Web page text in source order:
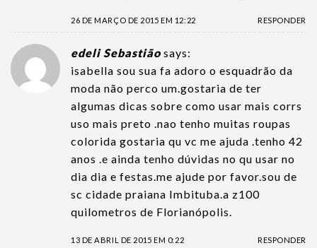
26 DE MARÇO DE 2015 EM 12:22 RESPONDER
edeli Sebastião says:
isabella sou sua fa adoro o esquadrão da
moda não perco um.gostaria de ter
algumas dicas sobre como usar mais corrs
uso mais preto .nao tenho muitas roupas
colorida gostaria qu vc me ajuda .tenho 42
anos .e ainda tenho dúvidas no qu usar no
dia dia e festas.me ajude por favor.sou de
sc cidade praiana Imbituba.a z100
quilometros de Florianópolis.
13 DE ABRIL DE 2015 EM 0:22 RESPONDER